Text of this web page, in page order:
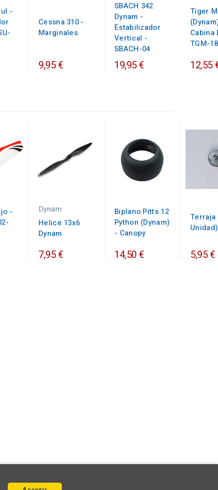
-
Cessna 310 -
Marginales
9,95 €
SBACH 342
Dynam -
Estabilizador
Vertical -
SBACH-04
19,95 €
Tiger
Cabina
TGM-18
12,55
-
Dynam
Helice 13x6
Dynam
7,95 €
Biplano Pitts 12
Python (Dynam)
- Canopy
14,50 €
Terraja
Unidad)
5,95 €